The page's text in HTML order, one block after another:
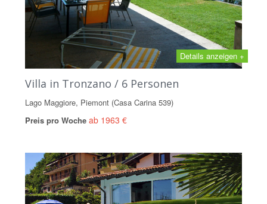
Details anzeigen +
Villa in Tronzano / 6 Personen
Lago Maggiore, Piemont (Casa Carina 539)
Preis pro Woche ab 1963 €